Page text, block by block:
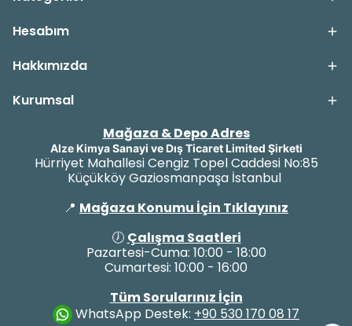
Hesabım
Hakkımızda
Kurumsal
Mağaza & Depo Adres
Alze Kimya Sanayi ve Dış Ticaret Limited Şirketi
Hürriyet Mahallesi Cengiz Topel Caddesi No:85
Küçükköy Gaziosmanpaşa İstanbul
📍 Mağaza Konumu İçin Tıklayınız
🕖 Çalışma Saatleri
Pazartesi-Cuma: 10:00 - 18:00
Cumartesi: 10:00 - 16:00
Tüm Sorularınız İçin
WhatsApp Destek: +90 530 170 08 17